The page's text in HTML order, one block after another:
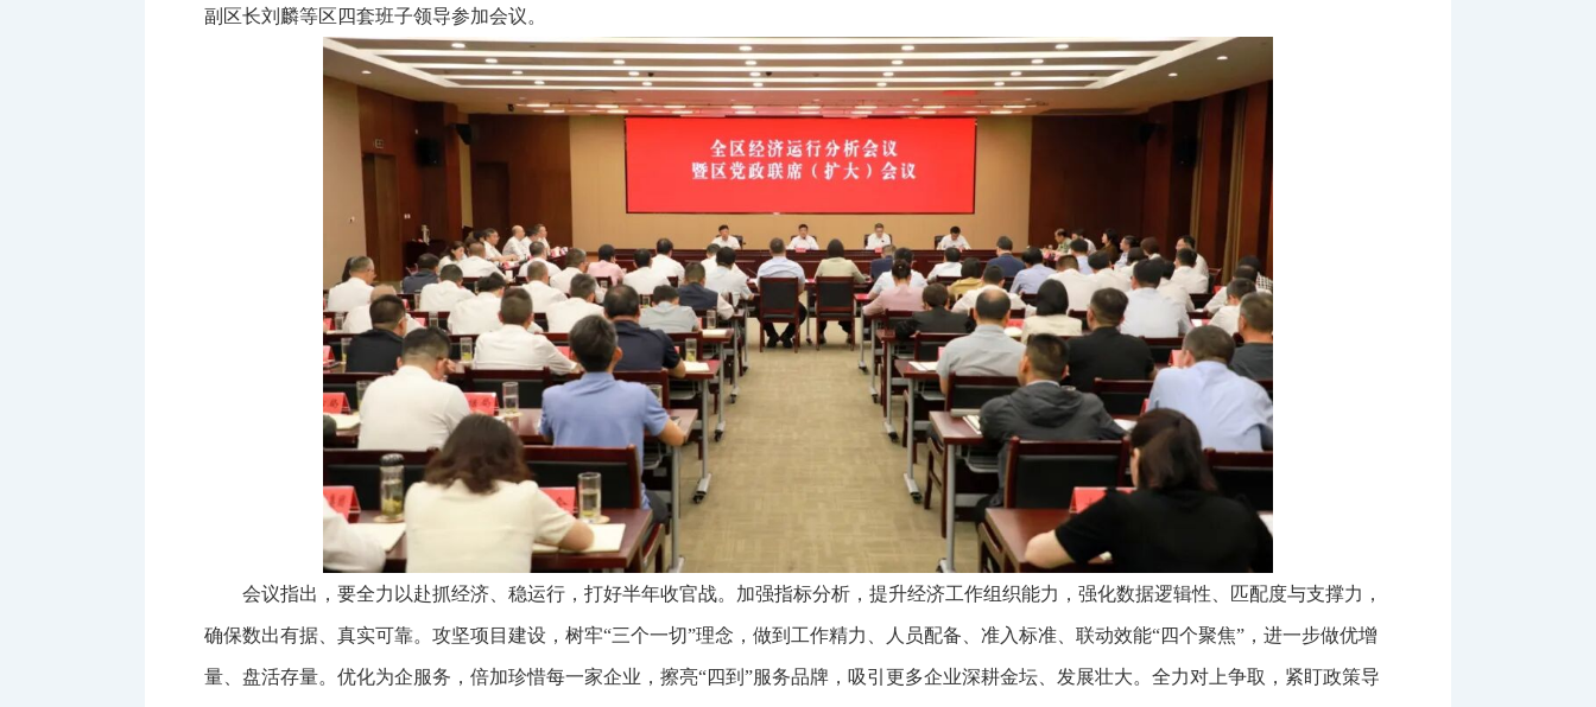
副区长刘麟等区四套班子领导参加会议。
会议指出，要全力以赴抓经济、稳运行，打好半年收官战。加强指标分析，提升经济工作组织能力，强化数据逻辑性、匹配度与支撑力，
确保数出有据、真实可靠。攻坚项目建设，树牢“三个一切”理念，做到工作精力、人员配备、准入标准、联动效能“四个聚焦”，进一步做优增
量、盘活存量。优化为企服务，倍加珍惜每一家企业，擦亮“四到”服务品牌，吸引更多企业深耕金坛、发展壮大。全力对上争取，紧盯政策导